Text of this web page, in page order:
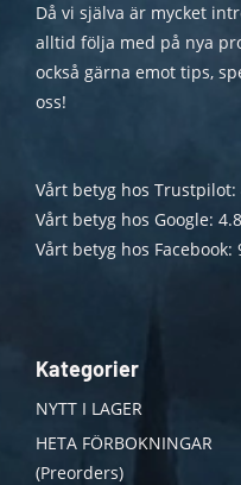
Då vi själva är mycket
alltid följa med på nya
också gärna emot tips,
oss!
Vårt betyg hos Trustpilot:
Vårt betyg hos Google:
Vårt betyg hos Facebook:
Kategorier
NYTT I LAGER
HETA FÖRBOKNINGAR
(Preorders)